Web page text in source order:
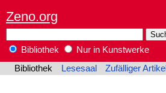
Zeno.org
Bibliothek
Nur in Kunstwerke
Bibliothek
Lesesaal Zufälliger Artikel